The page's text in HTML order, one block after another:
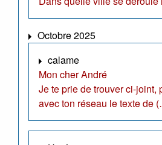
Octobre 2025
calame
Mon cher André
Je te prie de trouver ci-joint,
avec ton réseau le texte de